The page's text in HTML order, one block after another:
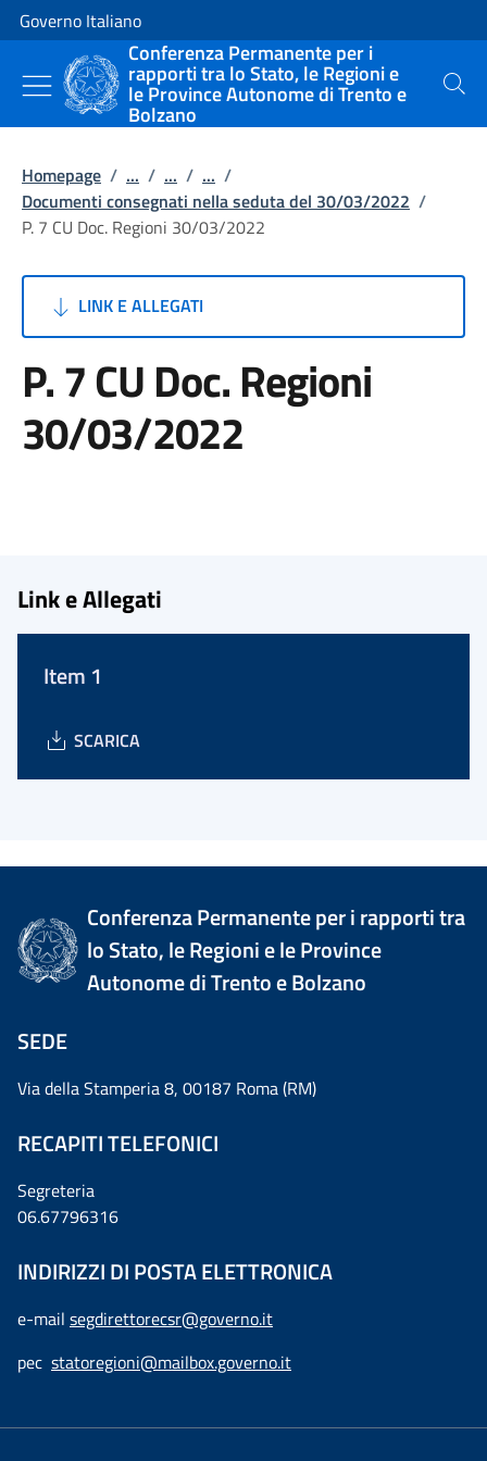
Vai al contenuto
Vai alla navigazione del sito
Governo Italiano
Conferenza Permanente per i
rapporti tra lo Stato, le Regioni e
le Province Autonome di Trento e
Bolzano
Cerca
Homepage / ... / ... / ... /
Documenti consegnati nella seduta del 30/03/2022 /
P. 7 CU Doc. Regioni 30/03/2022
LINK E ALLEGATI
P. 7 CU Doc. Regioni
30/03/2022
Link e Allegati
Item 1
SCARICA
Conferenza Permanente per i rapporti tra
lo Stato, le Regioni e le Province
Autonome di Trento e Bolzano
SEDE
Via della Stamperia 8, 00187 Roma (RM)
RECAPITI TELEFONICI
Segreteria
06.67796316
INDIRIZZI DI POSTA ELETTRONICA
e-mail segdirettorecsr@governo.it
pec statoregioni@mailbox.governo.it